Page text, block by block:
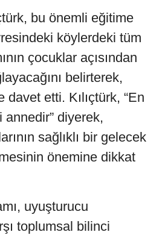
bu önemli eğitime
köylerdeki tüm
çocuklar açısından
belirterek,
etti. Kılıçtürk, “En
diyerek,
sağlıklı bir gelecek
önemine dikkat
uyuşturucu
toplumsal bilinci